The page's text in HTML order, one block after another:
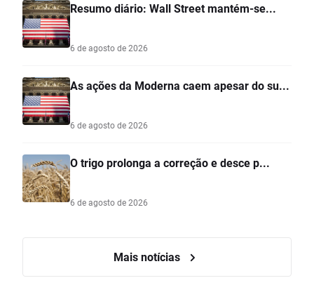
Resumo diário: Wall Street mantém-se...
6 de agosto de 2026
As ações da Moderna caem apesar do su...
6 de agosto de 2026
O trigo prolonga a correção e desce p...
6 de agosto de 2026
Mais notícias